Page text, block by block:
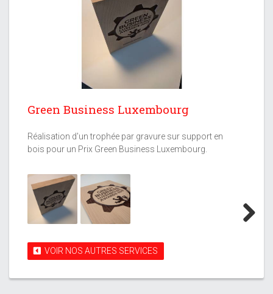
Green Business Luxembourg
Réalisation d'un trophée par gravure sur support en
bois pour un Prix Green Business Luxembourg.
VOIR NOS AUTRES SERVICES